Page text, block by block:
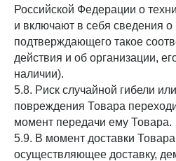
Российской Федерации о
и включают в себя сведения
подтверждающего такое
действия и об организации,
наличии).
5.8. Риск случайной гибели
повреждения Товара
момент передачи ему Товара.
5.9. В момент доставки
осуществляющее доставку,